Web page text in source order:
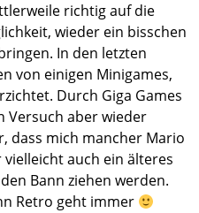
richtig auf die
wieder ein bisschen
In den letzten
von einigen Minigames,
Durch Giga Games
Versuch aber wieder
dass mich mancher Mario
vielleicht auch ein älteres
Bann ziehen werden.
Retro geht immer